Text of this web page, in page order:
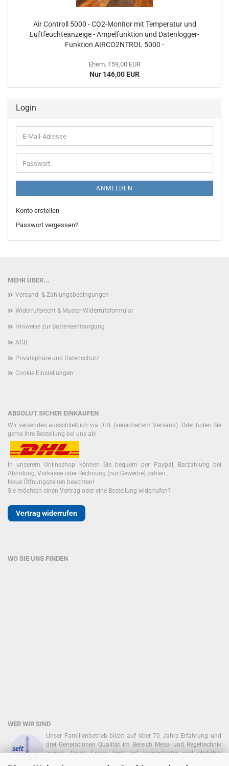
Air Controll 5000 - CO2-Monitor mit Temperatur und
Luftfeuchteanzeige - Ampelfunktion und Datenlogger-
Funktion AIRCO2NTROL 5000 -
Ehem. 159,00 EUR
Nur 146,00 EUR
Login
E-
Mail-
Adresse
Passwort
ANMELDEN
Konto erstellen
Passwort vergessen?
MEHR ÜBER...
Versand- & Zahlungsbedingungen
Widerrufsrecht & Muster-Widerrufsformular
Hinweise zur Batterieentsorgung
AGB
Privatsphäre und Datenschutz
Cookie Einstellungen
ABSOLUT SICHER EINKAUFEN
Wir versenden ausschließlich via DHL (versichertem Versand). Oder holen Sie
gerne Ihre Bestellung bei uns ab!
In unserem Onlineshop können Sie bequem per Paypal, Barzahlung bei
Abholung, Vorkasse oder Rechnung (nur Gewerbe) zahlen.
Neue Öffnungszeiten beachten!
Sie möchten einen Vertrag oder eine Bestellung widerrufen?
Vertrag widerrufen
WO SIE UNS FINDEN
WER WIR SIND
Unser Familienbetrieb blickt auf über 70 Jahre Erfahrung und
drei Generationen Qualität im Bereich Mess- und Regeltechnik
zurück. Unser Fokus liegt auf kompetenter und ehrlicher